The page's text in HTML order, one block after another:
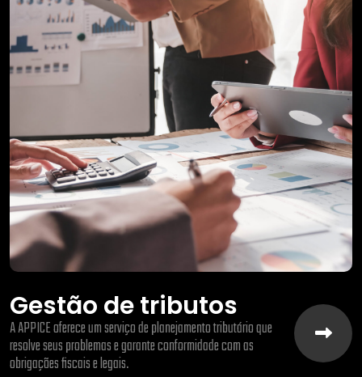
Gestão de tributos
A APPICE oferece um serviço de planejamento tributário que
resolve seus problemas e garante conformidade com as
obrigações fiscais e legais.